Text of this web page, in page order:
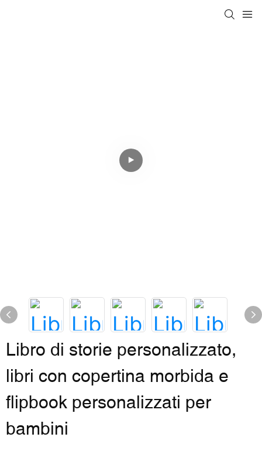
Libro di storie personalizzato,
libri con copertina morbida e
flipbook personalizzati per
bambini